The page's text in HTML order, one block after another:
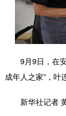
法律
食品
9月9日，在安
成年人之家”，叶
新华社记者